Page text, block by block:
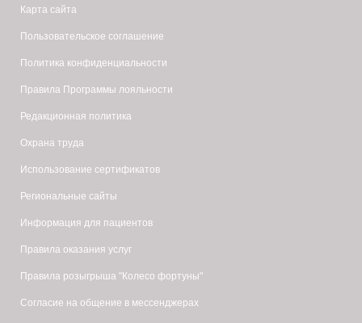
Карта сайта
Пользовательское соглашение
Политика конфиденциальности
Правила Программы лояльности
Редакционная политика
Охрана труда
Использование сертификатов
Региональные сайты
Информация для пациентов
Правила оказания услуг
Правила розыгрыша "Колесо фортуны"
Согласие на общение в мессенджерах